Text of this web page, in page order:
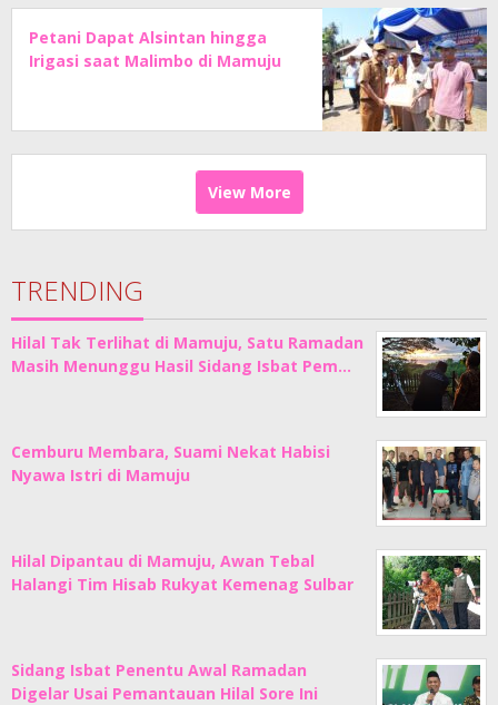
Petani Dapat Alsintan hingga
Irigasi saat Malimbo di Mamuju
View More
TRENDING
Hilal Tak Terlihat di Mamuju, Satu Ramadan
Masih Menunggu Hasil Sidang Isbat Pem…
Cemburu Membara, Suami Nekat Habisi
Nyawa Istri di Mamuju
Hilal Dipantau di Mamuju, Awan Tebal
Halangi Tim Hisab Rukyat Kemenag Sulbar
Sidang Isbat Penentu Awal Ramadan
Digelar Usai Pemantauan Hilal Sore Ini